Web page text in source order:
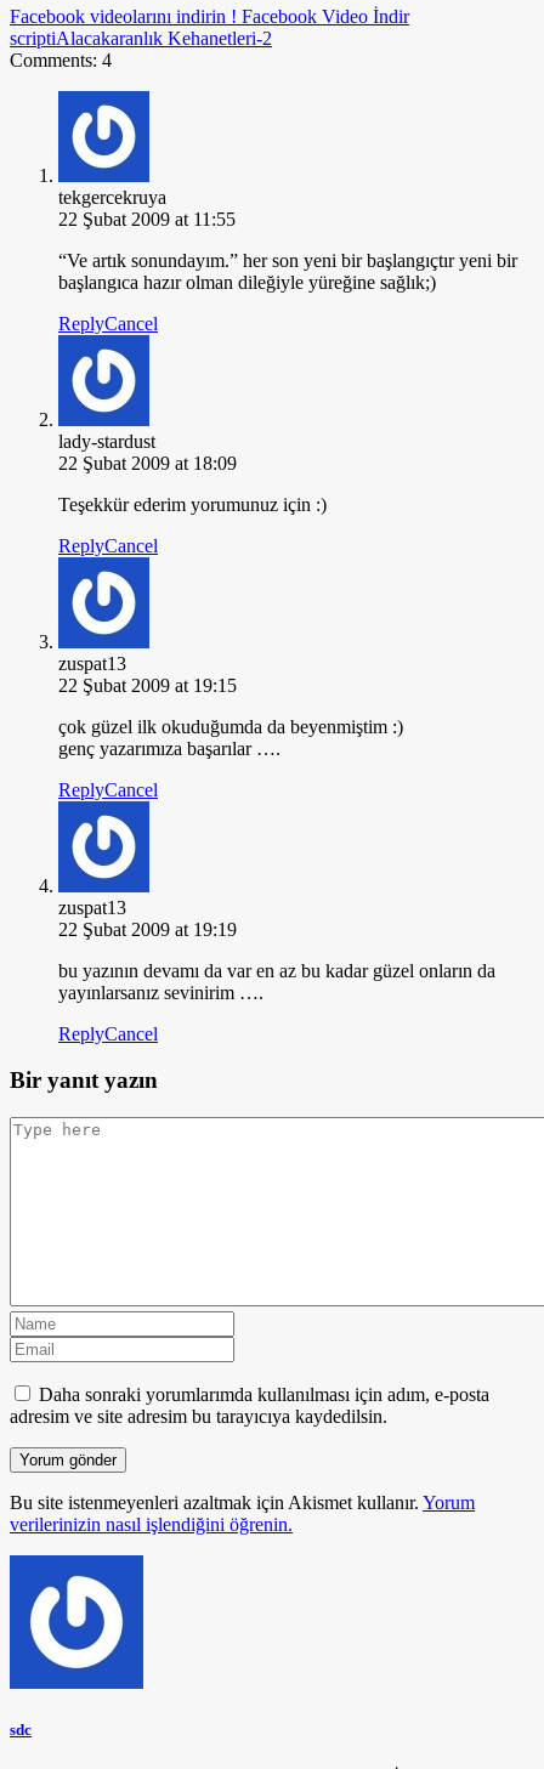
Facebook videolarını indirin ! Facebook Video İndir
scriptiAlacakaranlık Kehanetleri-2
Comments: 4
tekgercekruya
22 Şubat 2009 at 11:55
“Ve artık sonundayım.” her son yeni bir başlangıçtır yeni bir
başlangıca hazır olman dileğiyle yüreğine sağlık;)
ReplyCancel
lady-stardust
22 Şubat 2009 at 18:09
Teşekkür ederim yorumunuz için :)
ReplyCancel
zuspat13
22 Şubat 2009 at 19:15
çok güzel ilk okuduğumda da beyenmiştim :)
genç yazarımıza başarılar ….
ReplyCancel
zuspat13
22 Şubat 2009 at 19:19
bu yazının devamı da var en az bu kadar güzel onların da
yayınlarsanız sevinirim ….
ReplyCancel
Bir yanıt yazın
Daha sonraki yorumlarımda kullanılması için adım, e-posta
adresim ve site adresim bu tarayıcıya kaydedilsin.
Bu site istenmeyenleri azaltmak için Akismet kullanır. Yorum
verilerinizin nasıl işlendiğini öğrenin.
sdc